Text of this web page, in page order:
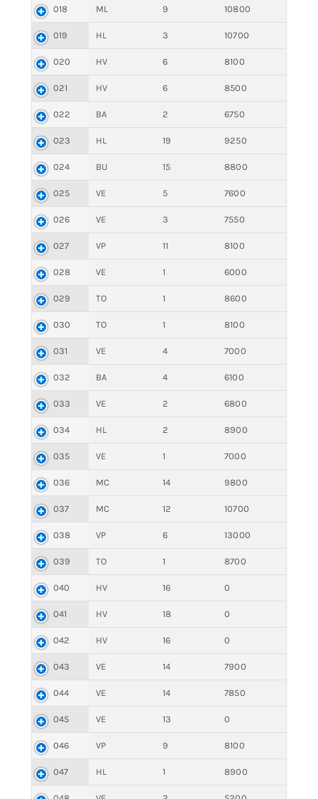
018 ML 9 10800
019 HL 3 10700
020 HV 6 8100
021 HV 6 8500
022 BA 2 6750
023 HL 19 9250
024 BU 15 8800
025 VE 5 7600
026 VE 3 7550
027 VP 11 8100
028 VE 1 6000
029 TO 1 8600
030 TO 1 8100
031 VE 4 7000
032 BA 4 6100
033 VE 2 6800
034 HL 2 8900
035 VE 1 7000
036 MC 14 9800
037 MC 12 10700
038 VP 6 13000
039 TO 1 8700
040 HV 16 0
041 HV 18 0
042 HV 16 0
043 VE 14 7900
044 VE 14 7850
045 VE 13 0
046 VP 9 8100
047 HL 1 8900